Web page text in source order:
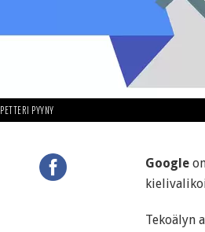
PETTERI PYYNY
Google
Tekoälyn